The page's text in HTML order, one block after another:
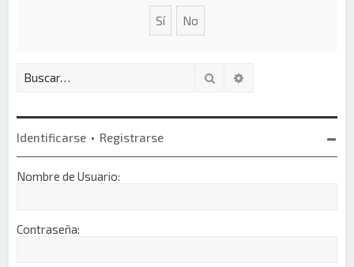
Buscar
Identificarse • Registrarse
Nombre de Usuario:
Contraseña: